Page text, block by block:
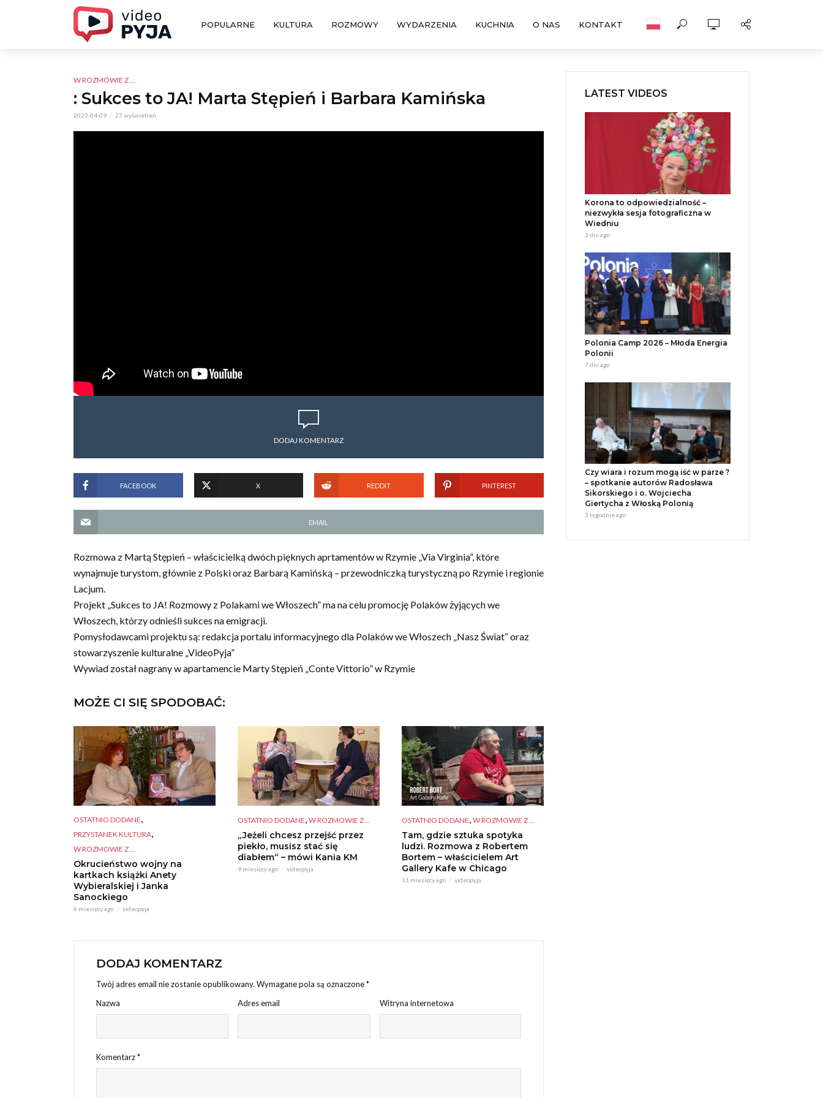
POPULARNE KULTURA ROZMOWY WYDARZENIA KUCHNIA O NAS KONTAKT
W ROZMOWIE Z ...
: Sukces to JA! Marta Stępień i Barbara Kamińska
2023-04-09 27 wyświetleń
DODAJ KOMENTARZ
FACEBOOK X REDDIT PINTEREST
EMAIL
Rozmowa z Martą Stępień – właścicielką dwóch pięknych aprtamentów w Rzymie „Via Virginia”, które
wynajmuje turystom, głównie z Polski oraz Barbarą Kamińską – przewodniczką turystyczną po Rzymie i regionie
Lacjum.
Projekt „Sukces to JA! Rozmowy z Polakami we Włoszech” ma na celu promocję Polaków żyjących we
Włoszech, którzy odnieśli sukces na emigracji.
Pomysłodawcami projektu są: redakcja portalu informacyjnego dla Polaków we Włoszech „Nasz Świat” oraz
stowarzyszenie kulturalne „VideoPyja”
Wywiad został nagrany w apartamencie Marty Stępień „Conte Vittorio” w Rzymie
MOŻE CI SIĘ SPODOBAĆ:
OSTATNIO DODANE,
PRZYSTANEK KULTURA,
W ROZMOWIE Z ...
Okrucieństwo wojny na
kartkach książki Anety
Wybieralskiej i Janka
Sanockiego
6 miesięcy ago videopyja
OSTATNIO DODANE, W ROZMOWIE Z ...
„Jeżeli chcesz przejść przez
piekło, musisz stać się
diabłem“ – mówi Kania KM
9 miesięcy ago videopyja
OSTATNIO DODANE, W ROZMOWIE Z ...
Tam, gdzie sztuka spotyka
ludzi. Rozmowa z Robertem
Bortem – właścicielem Art
Gallery Kafe w Chicago
11 miesięcy ago videopyja
DODAJ KOMENTARZ
Twój adres email nie zostanie opublikowany. Wymagane pola są oznaczone*
Nazwa
Adres email Witryna internetowa
Komentarz*
LATEST VIDEOS
Korona to odpowiedzialność –
niezwykła sesja fotograficzna w
Wiedniu
3 dni ago
Polonia Camp 2026 – Młoda Energia
Polonii
7 dni ago
Czy wiara i rozum mogą iść w parze ?
– spotkanie autorów Radosława
Sikorskiego i o. Wojciecha
Giertycha z Włoską Polonią
3 tygodnie ago